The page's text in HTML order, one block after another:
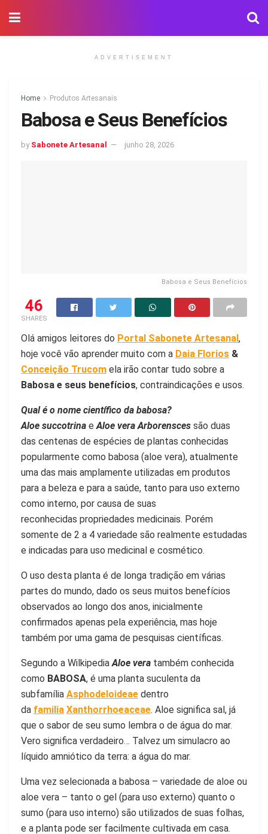
ADVERTISEMENT
Home Produtos Artesanais
Babosa e Seus Benefícios
by Sabonete Artesanal junho 28, 2026
Babosa e Seus Benefícios
46
SHARES
Olá amigos leitores do Portal Sabonete Artesanal,
hoje você vão aprender muito com a Daia Florios &
Conceição Trucom ela irão contar tudo sobre a
Babosa e seus benefícios, contraindicações e usos.
Qual é o nome científico da babosa?
Aloe succotrina e Aloe vera Arborensces são duas
das centenas de espécies de plantas conhecidas
popularmente como babosa (aloe vera), atualmente
uma das mais amplamente utilizadas em produtos
para a beleza e para a saúde, tanto para uso externo
como interno, por causa de suas
reconhecidas propriedades medicinais. Porém
somente de 2 a 4 variedade são realmente estudadas
e indicadas para uso medicinal e cosmético.
O uso desta planta é de longa tradição em várias
partes do mundo, dado os seus muitos benefícios
observados ao longo dos anos, inicialmente
confirmados apenas pela experiência, mas hoje
também por uma gama de pesquisas científicas.
Segundo a Wilkipedia Aloe vera também conhecida
como BABOSA, é uma planta suculenta da
subfamília Asphodeloideae dentro
da familia Xanthorrhoeaceae. Aloe significa sal, já
que o sabor de seu sumo lembra o de água do mar.
Vero significa verdadeiro… Talvez um simulacro ao
líquido amniótico da terra: a água do mar.
Uma vez selecionada a babosa – variedade de aloe ou
aloe vera – tanto o gel (para uso externo) quanto o
sumo (para uso interno) são utilizados de suas folhas,
e a planta pode ser facilmente cultivada em casa.